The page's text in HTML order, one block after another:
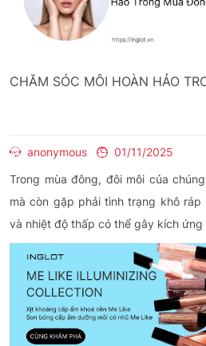
CHĂM SÓC MÔI HOÀN HẢO
anonymous
01/11/2025
Trong mùa đông, đôi môi của
mà còn gặp phải tình trạng khô ráp
và nhiệt độ thấp có thể gây kích